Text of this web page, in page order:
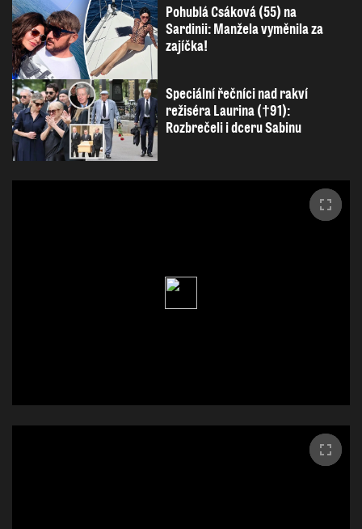
Pohublá Csáková (55) na
Sardinii: Manžela vyměnila za
zajíčka!
Speciální řečníci nad rakví
režiséra Laurina (†91):
Rozbrečeli i dceru Sabinu